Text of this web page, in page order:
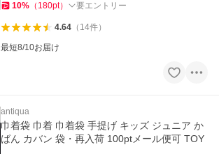
10% （ 180pt） 要エントリー
4.64（ 14件）
最短8/10お届け
antiqua
巾着袋 巾着 巾着袋 手提げ キッズ ジュニア か
ばん カバン 袋・再入荷 100ptメール便可 TOY